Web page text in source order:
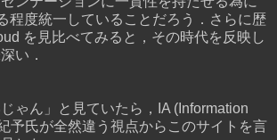
程度統一していることだろう．さらに歴
を見比べてみると，その時代を反映し
い．
じゃん」と見ていたら，IA (Information
予氏が全然違う視点からこのサイトを言